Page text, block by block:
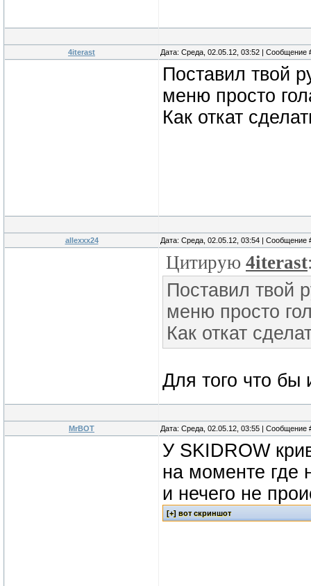
4iterast Дата: Среда, 02.05.12, 03:52 | Сообщение
Поставил твой
меню просто
Как откат
allexxx24 Дата: Среда, 02.05.12, 03:54 | Сообщение
Цитирую 4iterast
Поставил твой
меню просто
Как откат
Для того что
MrBOT Дата: Среда, 02.05.12, 03:55 | Сообщение
У SKIDROW
на моменте где
и нечего не